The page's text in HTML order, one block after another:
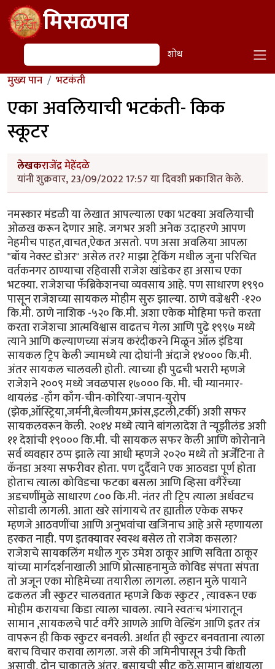
Skip to main contentमिसळपाव
शोध शोध
मुख्य पान भटकंती
एका अवलियाची भटकंती- किक
स्कूटर
लेखकराजेंद्र मेहेंदळे
यांनी शुक्रवार, 23/09/2022 17:57 या दिवशी प्रकाशित केले.
नमस्कार मंडळी या लेखात आपल्याला एका भटक्या अवलियाची
ओळख करून देणार आहे. जगभर अशी अनेक उदाहरणे आपण
नेहमीच पाहत,वाचत,ऐकत असतो. पण असा अवलिया आपला
"बॉय नेक्स्ट डोअर" असेल तर? माझा ट्रेकिंग मधील जुना परिचित
वर्तकनगर ठाण्याचा रहिवासी राजेश खांडेकर हा असाच एका
भटक्या. राजेशचा फॅब्रिकेशनचा व्यवसाय आहे. पण साधारण १९९०
पासून राजेशच्या सायकल मोहीम सुरु झाल्या. ठाणे वज्रेश्वरी -१२०
कि.मी. ठाणे नाशिक -५२० कि.मी. अशा एकेक मोहिमा फत्ते करता
करता राजेशचा आत्मविश्वास वाढतच गेला आणि पुढे १९९७ मध्ये
त्याने आणि कल्याणच्या संजय करंदीकरने मिळून ऑल इंडिया
सायकल ट्रिप केली ज्यामध्ये त्या दोघांनी अंदाजे १४००० कि.मी.
अंतर सायकल चालवली होती. त्याच्या ही पुढची भरारी म्हणजे
राजेशने २००९ मध्ये जवळपास १७००० कि. मी. ची म्यानमार-
थायलंड -हाँग काँग-चीन-कोरिया-जपान-युरोप
(झेक,ऑस्ट्रिया,जर्मनी,बेल्जीयम,फ्रांस,इटली,टर्की) अशी सफर
सायकलवरून केली. २०१४ मध्ये त्याने बांगलादेश ते न्यूझीलंड अशी
११ देशांची १९००० कि.मी. ची सायकल सफर केली आणि कोरोनाने
सर्व व्यवहार ठप्प झाले त्या आधी म्हणजे २०२० मध्ये तो अर्जेंटिना ते
कॅनडा अश्या सफरीवर होता. पण दुर्दैवाने एक आठवडा पूर्ण होता
होताच त्याला कोविडचा फटका बसला आणि व्हिसा वगैरेंच्या
अडचणींमुळे साधारण ८०० कि.मी. नंतर ती ट्रिप त्याला अर्धवटच
सोडावी लागली. आता खरे सांगायचे तर ह्यातील एकेक सफर
म्हणजे आठवणींचा आणि अनुभवांचा खजिनाच आहे असे म्हणायला
हरकत नाही. पण इतक्यावर स्वस्थ बसेल तो राजेश कसला?
राजेशचे सायकलिंग मधील गुरु उमेश ठाकूर आणि सविता ठाकूर
यांच्या मार्गदर्शनाखाली आणि प्रोत्साहनामुळे कोविड संपता संपता
तो अजून एका मोहिमेच्या तयारीला लागला. लहान मुले पायाने
ढकलत जी स्कुटर चालवतात म्हणजे किक स्कुटर , त्यावरून एक
मोहीम करायचा किडा त्याला चावला. त्याने स्वतःच भंगारातून
सामान ,सायकलचे पार्ट वगैरे आणले आणि वेल्डिंग आणि इतर तंत्र
वापरून ही किक स्कुटर बनवली. अर्थात ही स्कुटर बनवताना त्याला
बराच विचार करावा लागला. जसे की जमिनीपासून उंची किती